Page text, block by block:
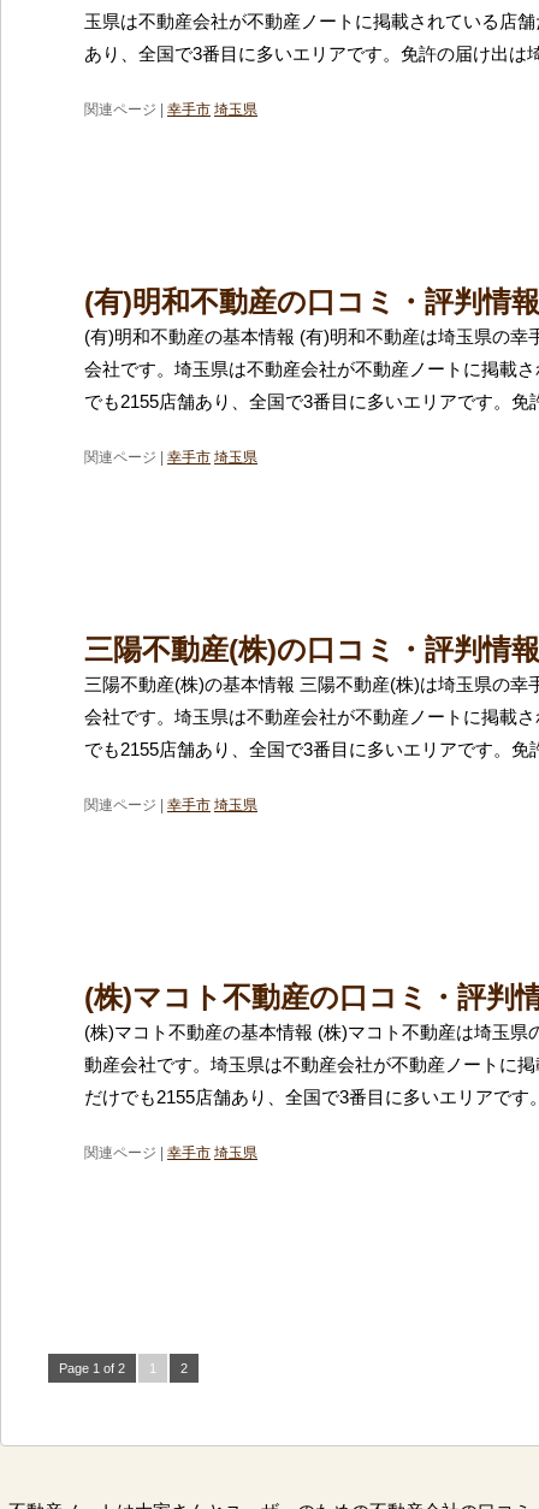
玉県は不動産会社が不動産ノートに掲載されている店
あり、全国で3番目に多いエリアです。免許の届け出は
関連ページ | 幸手市 埼玉県
(有)明和不動産の口コミ・評判情報
(有)明和不動産の基本情報 (有)明和不動産は埼玉県の幸
会社です。埼玉県は不動産会社が不動産ノートに掲載
でも2155店舗あり、全国で3番目に多いエリアです。免
関連ページ | 幸手市 埼玉県
三陽不動産(株)の口コミ・評判情報
三陽不動産(株)の基本情報 三陽不動産(株)は埼玉県の幸
会社です。埼玉県は不動産会社が不動産ノートに掲載
でも2155店舗あり、全国で3番目に多いエリアです。免
関連ページ | 幸手市 埼玉県
(株)マコト不動産の口コミ・評判
(株)マコト不動産の基本情報 (株)マコト不動産は埼玉県
動産会社です。埼玉県は不動産会社が不動産ノートに
だけでも2155店舗あり、全国で3番目に多いエリアです
関連ページ | 幸手市 埼玉県
Page 1 of 2 1 2